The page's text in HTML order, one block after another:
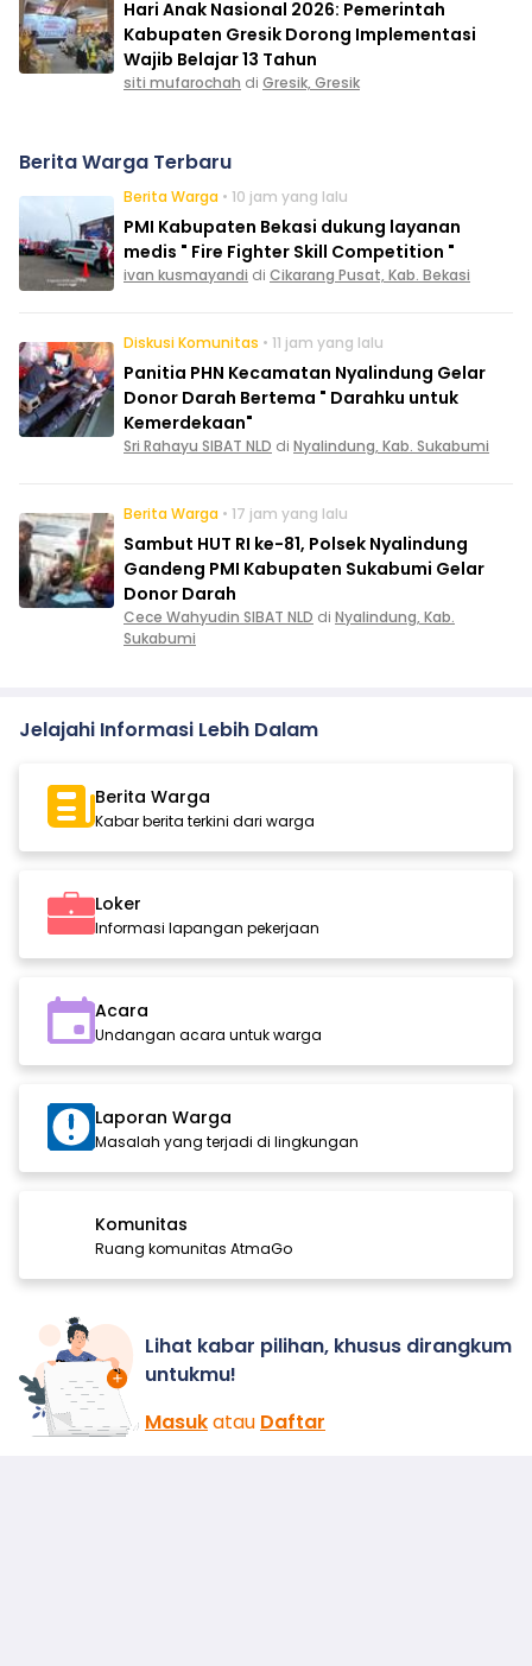
Hari Anak Nasional 2026: Pemerintah
Kabupaten Gresik Dorong Implementasi
Wajib Belajar 13 Tahun
siti mufarochah di Gresik, Gresik
Berita Warga Terbaru
Berita Warga • 10 jam yang lalu
PMI Kabupaten Bekasi dukung layanan
medis " Fire Fighter Skill Competition "
ivan kusmayandi di Cikarang Pusat, Kab. Bekasi
Diskusi Komunitas • 11 jam yang lalu
Panitia PHN Kecamatan Nyalindung Gelar
Donor Darah Bertema " Darahku untuk
Kemerdekaan"
Sri Rahayu SIBAT NLD di Nyalindung, Kab. Sukabumi
Berita Warga • 17 jam yang lalu
Sambut HUT RI ke-81, Polsek Nyalindung
Gandeng PMI Kabupaten Sukabumi Gelar
Donor Darah
Cece Wahyudin SIBAT NLD di Nyalindung, Kab.
Sukabumi
Jelajahi Informasi Lebih Dalam
Berita Warga
Kabar berita terkini dari warga
Loker
Informasi lapangan pekerjaan
Acara
Undangan acara untuk warga
Laporan Warga
Masalah yang terjadi di lingkungan
Komunitas
Ruang komunitas AtmaGo
Lihat kabar pilihan, khusus dirangkum
untukmu!
Masukatau Daftar